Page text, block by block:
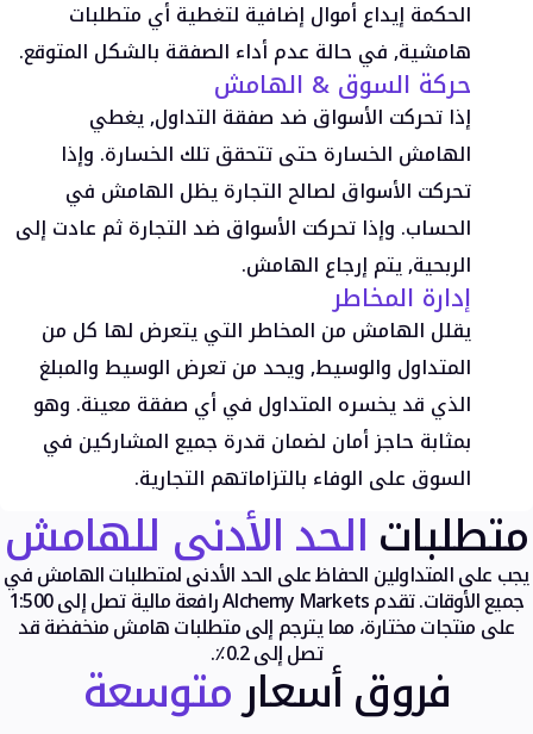
الكلاسيكي
تجريبي
المنصات
منصات التداول
ميتاتريدر
FIX API
TradingView
الأدوات والتعليم
الأدوات
FXblue
خادم افتراضي خاص VPS
شروط الهامش
الحكمة إيداع أموال إضافية لتغطية أي متطلبات
هامشية, في حالة عدم أداء الصفقة بالشكل المتوقع.
حركة السوق & الهامش
إذا تحركت الأسواق ضد صفقة التداول, يغطي
الهامش الخسارة حتى تتحقق تلك الخسارة. وإذا
تحركت الأسواق لصالح التجارة يظل الهامش في
الحساب. وإذا تحركت الأسواق ضد التجارة ثم عادت إلى
الربحية, يتم إرجاع الهامش.
إدارة المخاطر
يقلل الهامش من المخاطر التي يتعرض لها كل من
المتداول والوسيط, ويحد من تعرض الوسيط والمبلغ
الذي قد يخسره المتداول في أي صفقة معينة. وهو
بمثابة حاجز أمان لضمان قدرة جميع المشاركين في
السوق على الوفاء بالتزاماتهم التجارية.
متطلباتالحد الأدنى للهامش
يجب على المتداولين الحفاظ على الحد الأدنى لمتطلبات الهامش في
جميع الأوقات. تقدم Alchemy Markets رافعة مالية تصل إلى 1:500
على منتجات مختارة، مما يترجم إلى متطلبات هامش منخفضة قد
تصل إلى 0.2٪.
فروق أسعارمتوسعة